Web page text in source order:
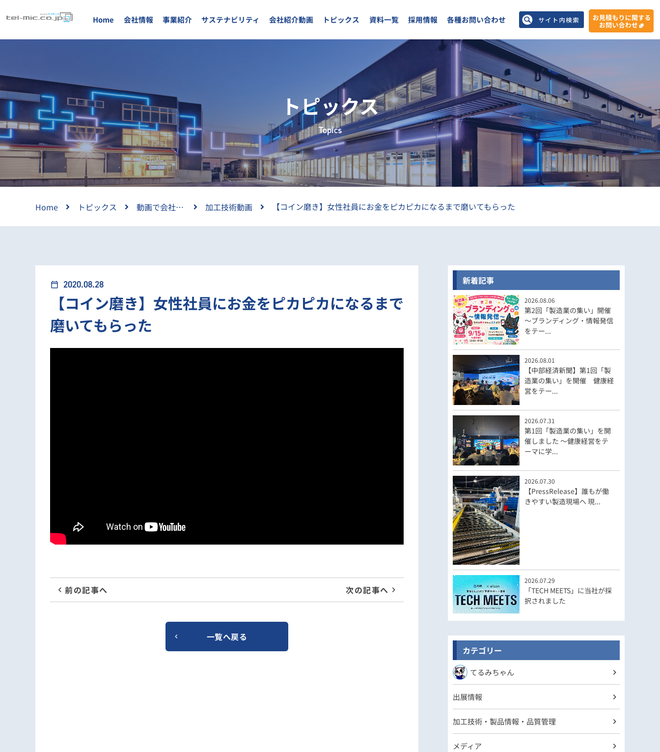
Home 会社情報 事業紹介 サステナビリティ 会社紹介動画 トピックス 資料一覧 採用情報 各種お問い合わせ
トピックス
Topics
Home トピックス 動画で会社紹介 加工技術動画 【コイン磨き】女性社員にお金をピカピカになるまで磨いてもらった
calendar_today 2020.08.28
【コイン磨き】女性社員にお金をピカピカになるまで
磨いてもらった
前の記事へ 次の記事へ
一覧へ戻る
新着記事
2026.08.06
第2回「製造業の集い」開催
～ブランディング・情報発信
をテー...
2026.08.01
【中部経済新聞】第1回「製
造業の集い」を開催 健康経
営をテー...
2026.07.31
第1回「製造業の集い」を開
催しました ～健康経営をテ
ーマに学...
2026.07.30
【PressRelease】誰もが働
きやすい製造現場へ 現...
2026.07.29
「TECH MEETS」に当社が採
択されました
カテゴリー
てるみちゃん
出展情報
加工技術・製品情報・品質管理
メディア